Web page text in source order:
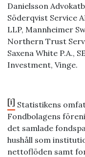
Danielsson
Söderqvist Service
LLP, Mannheimer
Northern Trust
Saxena White P.A.,
Investment, Vinge.
[i] Statistikens
Fondbolagens
det samlade
hushåll som
nettoflöden samt